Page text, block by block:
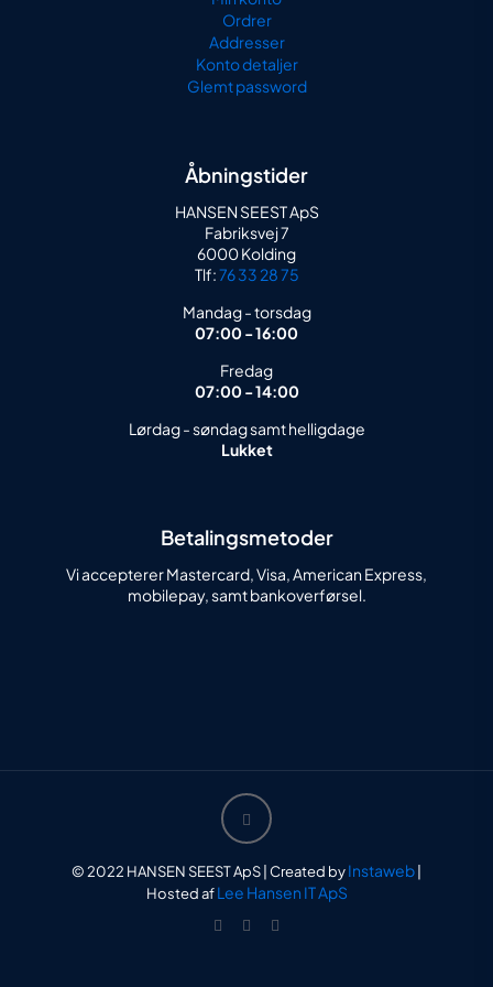
Ordrer
Addresser
Konto detaljer
Glemt password
Åbningstider
HANSEN SEEST ApS
Fabriksvej 7
6000 Kolding
Tlf:76 33 28 75
Mandag - torsdag
07:00 - 16:00
Fredag
07:00 - 14:00
Lørdag - søndag samt helligdage
Lukket
Betalingsmetoder
Vi accepterer Mastercard, Visa, American Express,
mobilepay, samt bankoverførsel.
© 2022 HANSEN SEEST ApS | Created byInstaweb
Hosted afLee Hansen IT ApS